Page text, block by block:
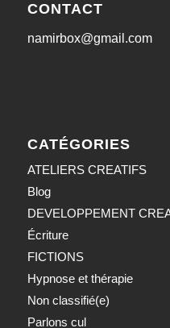
CONTACT
namirbox@gmail.com
CATÉGORIES
ATELIERS CREATIFS
Blog
DEVELOPPEMENT
Écriture
FICTIONS
Hypnose et thérapie
Non classifié(e)
Parlons cul